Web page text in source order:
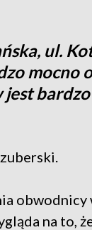
ul.
mocno
obwodnicy
na to,